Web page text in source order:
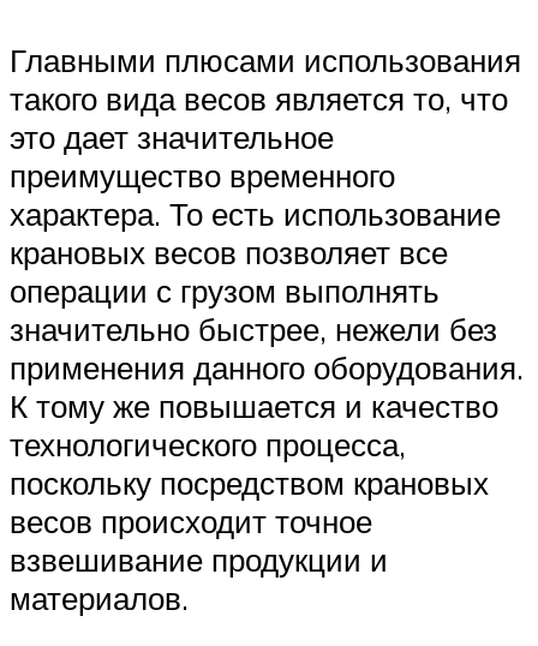
Главными плюсами использования
такого вида весов является то, что
это дает значительное
преимущество временного
характера. То есть использование
крановых весов позволяет все
операции с грузом выполнять
значительно быстрее, нежели без
применения данного оборудования.
К тому же повышается и качество
технологического процесса,
поскольку посредством крановых
весов происходит точное
взвешивание продукции и
материалов.